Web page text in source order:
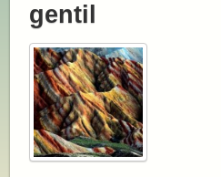
gentil